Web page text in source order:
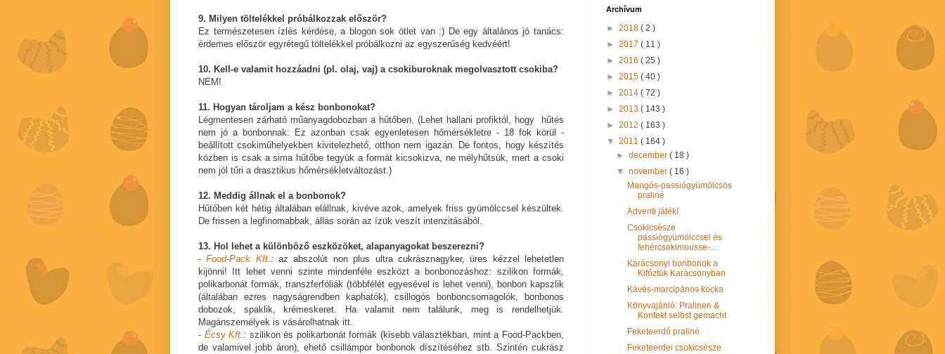
9. Milyen töltelékkel próbálkozzak először?
Ez természetesen ízlés kérdése, a blogon sok ötlet van :) De egy általános jó tanács:
érdemes először egyrétegű töltelékkel próbálkozni az egyszerűség kedvéért!
10. Kell-e valamit hozzáadni (pl. olaj, vaj) a csokiburoknak megolvasztott csokiba?
NEM!
11. Hogyan tároljam a kész bonbonokat?
Légmentesen zárható műanyagdobozban a hűtőben. (Lehet hallani profiktól, hogy hűtés
nem jó a bonbonnak: Ez azonban csak egyenletesen hőmérsékletre - 18 fok körül -
beállított csokiműhelyekben kivitelezhető, otthon nem igazán. De fontos, hogy készítés
közben is csak a sima hűtőbe tegyük a formát kicsokizva, ne mélyhűtsük, mert a csoki
nem jól tűri a drasztikus hőmérsékletváltozást.)
12. Meddig állnak el a bonbonok?
Hűtőben két hétig általában elállnak, kivéve azok, amelyek friss gyümölccsel készültek.
De frissen a legfinomabbak, állás során az ízük veszít intenzitásából.
13. Hol lehet a különböző eszközöket, alapanyagokat beszerezni?
-Food-Pack Kft.: az abszolút non plus ultra cukrásznagyker, üres kézzel lehetetlen
kijönni! Itt lehet venni szinte mindenféle eszközt a bonbonozáshoz: szilikon formák,
polikarbonát formák, transzferfóliák (többfélét egyesével is lehet venni), bonbon kapszlik
(általában ezres nagyságrendben kaphatók), csillogós bonboncsomagolók, bonbonos
dobozok, spaklik, krémeskeret. Ha valamit nem találunk, meg is rendelhetjük.
Magánszemélyek is vásárolhatnak itt.
- Écsy Kft.: szilikon és polikarbonát formák (kisebb választékban, mint a Food-Packben,
de valamivel jobb áron), ehető csillámpor bonbonok díszítéséhez stb. Szintén cukrász
Archívum
► 2018 ( 2 )
► 2017 ( 11 )
► 2016 ( 25 )
► 2015 ( 40 )
► 2014 ( 72 )
► 2013 ( 143 )
► 2012 ( 163 )
▼ 2011 ( 164 )
►december( 18 )
▼november( 16 )
Mangós-passiógyümölcsös
praliné
Adventi játék!
Csokicsésze
passiógyümölccsel és
fehércsokimousse-...
Karácsonyi bonbonok a
Kifőztük Karácsonyban
Kávés-marcipános kocka
Könyvajánló: Pralinen &
Konfekt selbst gemacht
Feketeerdő praliné
Feketeerdei csokicsésze